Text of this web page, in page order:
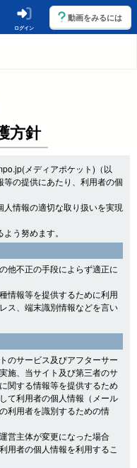
ログイン
動画をみるには
方針
メディアポケット)（以
の提供にあたり、利用者の個
情報の適切な取り扱いを実現
う努めます。
他不正の手段によらず適正に
情報等を提供するために利用
ス、端末識別情報などを言い
のサービス及びアフターサー
施、当サイト及び第三者のサ
関する情報等を提供するため
て利用者の個人情報（メール
利用者を識別するための情
営主体が変更になった場合
用者の個人情報を利用するこ